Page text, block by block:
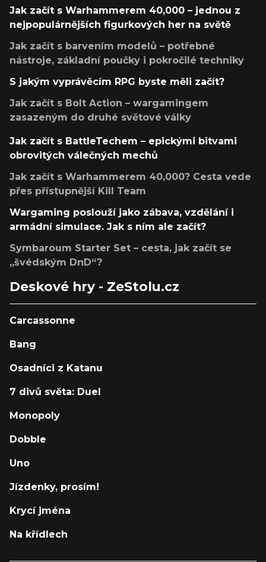
Jak začít s Warhammerem 40,000 – jednou z
nejpopulárnějších figurkových her na světě
Jak začít s barvením modelů – potřebné
nástroje, základní poučky i pokročilé techniky
S jakým vyprávěcím RPG byste měli začít?
Jak začít s Bolt Action – wargamingem
zasazeným do druhé světové války
Jak začít s BattleTechem – epickými bitvami
obrovitých válečných mechů
Jak začít s Warhammerem 40,000? Cesta vede
přes přístupnější Kill Team
Wargaming poslouží jako zábava, vzdělání i
armádní simulace. Jak s ním ale začít?
Symbaroum Starter Set – cesta, jak začít se
„švédským DnD“?
Deskové hry - ZeStolu.cz
Carcassonne
Bang
Osadníci z Katanu
7 divů světa: Duel
Monopoly
Dobble
Uno
Jízdenky, prosím!
Krycí jména
Na křídlech